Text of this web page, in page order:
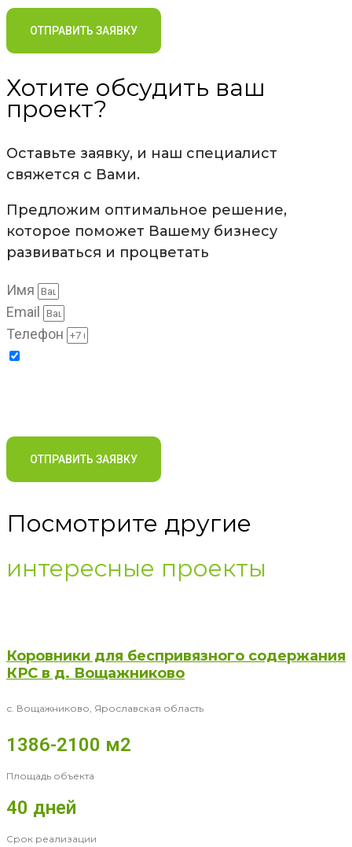
ОТПРАВИТЬ ЗАЯВКУ
Хотите обсудить ваш
проект?
Оставьте заявку, и наш специалист
свяжется с Вами.
Предложим оптимальное решение,
которое поможет Вашему бизнесу
развиваться и процветать
Имя
Email
Телефон
ОТПРАВИТЬ ЗАЯВКУ
Посмотрите другие
интересные проекты
Коровники для беспривязного содержания
КРС в д. Вощажниково
с. Вощажниково, Ярославская область
1386-2100 м2
Площадь объекта
40 дней
Срок реализации